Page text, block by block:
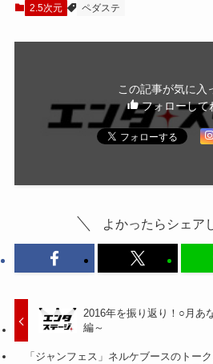
作品」
2.5次元 ペダステ
この記事が気に入
フォローして
よかったらシェア
2016年を振り返り！○月あ
編～
「ジャンフェス」ネルケブースのトー